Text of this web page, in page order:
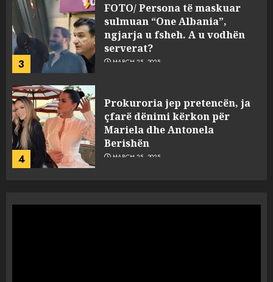
4
Prokuroria jep pretencën, ja
çfarë dënimi kërkon për
Mariela dhe Antonela
Berishën
MARCH 25, 2025
5
“Ai që drejtonte makinën më
ngjau me Talo Çelën”,
dëshmia e Nuredin Dumanit
flet për PERSONAT që e
plagosën!